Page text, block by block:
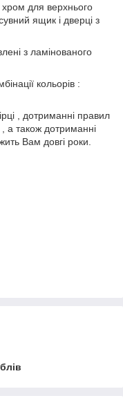
хром для верхнього
ящик і дверці з
з ламінованого
кольорів :
, дотриманні правил
, а також дотриманні
Вам довгі роки.